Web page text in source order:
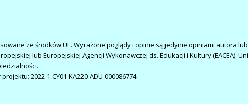
ze środków UE. Wyrażone poglądy i opinie są jedynie opiniami autora
lub Europejskiej Agencji Wykonawczej ds. Edukacji i Kultury (EACEA).
2022-1-CY01-KA220-ADU-000086774